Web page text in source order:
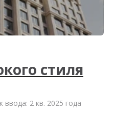
стиля
ввода: 2 кв. 2025 года